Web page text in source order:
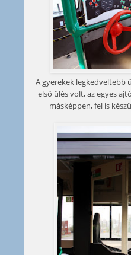
A gyerekek legkedveltebb
első ülés volt, az egyes
másképpen, fel is